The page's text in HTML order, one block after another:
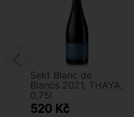
Sekt Blanc de
Blancs 2021, THAYA,
0,75l
520 Kč